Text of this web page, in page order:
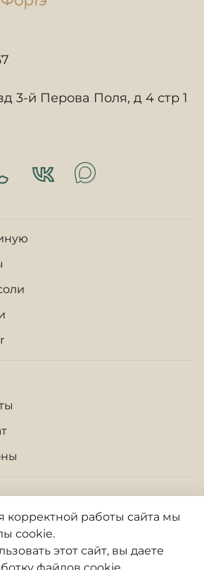
и МО
3-й Перова Поля, д 4 стр 1
корректной работы сайта мы
cookie.
этот сайт, вы даете